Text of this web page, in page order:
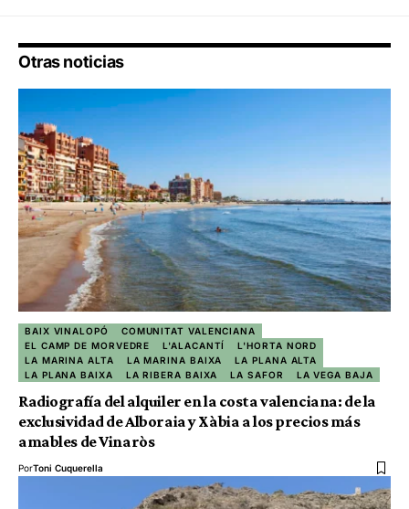
Otras noticias
BAIX VINALOPÓ
COMUNITAT VALENCIANA
EL CAMP DE MORVEDRE
L'ALACANTÍ
L'HORTA NORD
LA MARINA ALTA
LA MARINA BAIXA
LA PLANA ALTA
LA PLANA BAIXA
LA RIBERA BAIXA LA SAFOR LA VEGA BAJA
Radiografía del alquiler en la costa valenciana: de la
exclusividad de Alboraia y Xàbia a los precios más
amables de Vinaròs
PorToni Cuquerella